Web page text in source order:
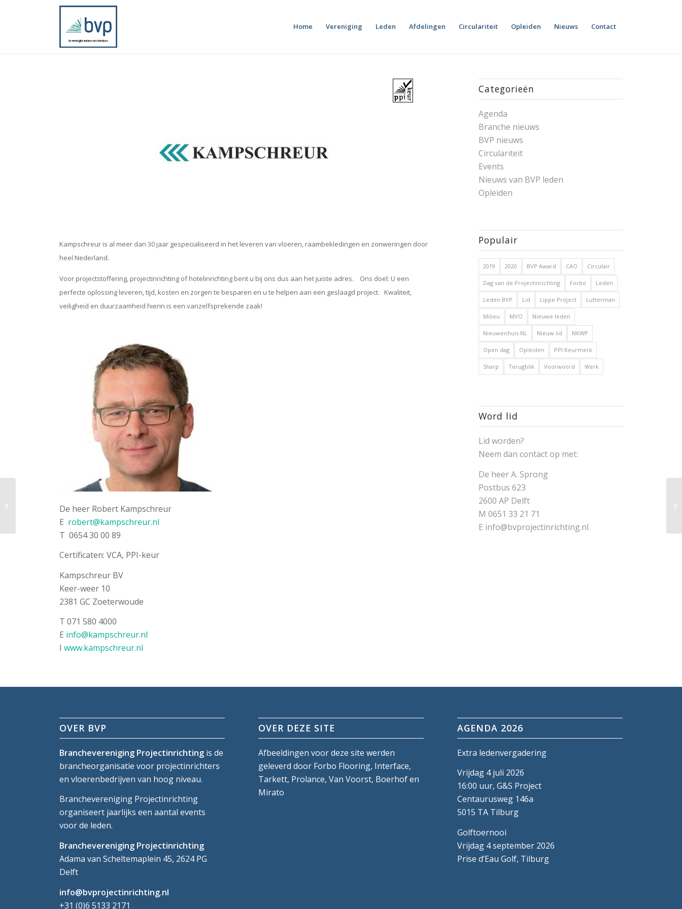
Home Vereniging Leden Afdelingen Circulariteit Opleiden Nieuws Contact
Kampschreur is al meer dan 30 jaar gespecialiseerd in het leveren van vloeren, raambekledingen en zonweringen door
heel Nederland.
Voor projectstoffering, projectinrichting of hotelinrichting bent u bij ons dus aan het juiste adres. Ons doel: U een
perfecte oplossing leveren, tijd, kosten en zorgen te besparen en u te helpen aan een geslaagd project. Kwaliteit,
veiligheid en duurzaamheid hierin is een vanzelfsprekende zaak!
De heer Robert Kampschreur
E robert@kampschreur.nl
T 0654 30 00 89
Certificaten: VCA, PPI-keur
Kampschreur BV
Keer-weer 10
2381 GC Zoeterwoude
T 071 580 4000
E info@kampschreur.nl
Iwww.kampschreur.nl
Categorieën
Agenda
Branche nieuws
BVP nieuws
Circulariteit
Events
Nieuws van BVP leden
Opleiden
Populair
2019 2020 BVP Award CAO Circulair
Dag van de Projectinrichting Forbo Leden
Leden BVP Lid Lippe Project Lutterman
Milieu MVO Nieuwe leden
Nieuwenhuis.NL Nieuw lid NKWP
Open dag Opleiden PPI Keurmerk
Sharp Terugblik Voorwoord Werk
Word lid
Lid worden?
Neem dan contact op met:
De heer A. Sprong
Postbus 623
2600 AP Delft
M 0651 33 21 71
E info@bvprojectinrichting.nl
OVER BVP
Branchevereniging Projectinrichting is de
brancheorganisatie voor projectinrichters
en vloerenbedrijven van hoog niveau.
Branchevereniging Projectinrichting
organiseert jaarlijks een aantal events
voor de leden.
Branchevereniging Projectinrichting
Adama van Scheltemaplein 45, 2624 PG
Delft
info@bvprojectinrichting.nl
+31 (0)6 5133 2171
OVER DEZE SITE
Afbeeldingen voor deze site werden
geleverd door Forbo Flooring, Interface,
Tarkett, Prolance, Van Voorst, Boerhof en
Mirato
AGENDA 2026
Extra ledenvergadering
Vrijdag 4 juli 2026
16:00 uur, G&S Project
Centaurusweg 146a
5015 TA Tilburg
Golftoernooi
Vrijdag 4 september 2026
Prise d’Eau Golf, Tilburg
Kemper Inrichters